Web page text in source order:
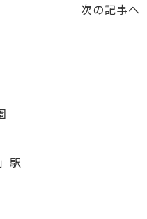
次の記事へ
駅